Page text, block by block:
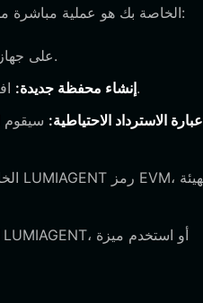
إعداد محفظة LUMIAGENT الخاصة بك هو عملية مباشرة مصممة لإعطاء الأولوية لأمانك وسهولة الاستخدام. اتبع الخطوات التالية:
على جهازك المفضل.
إنشاء محفظة جديدة:افتح التطبيق، وحدد "إنشاء محفظة"، وقم بتعيين كلمة مرور قوية وفريدة لحماية وصولك المحلي.
الاسترداد الاحتياطية: